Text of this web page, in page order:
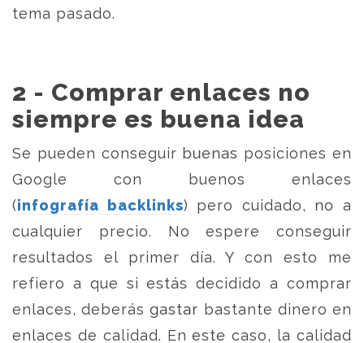
tema pasado.
2 - Comprar enlaces no
siempre es buena idea
Se pueden conseguir buenas posiciones en
Google con buenos enlaces
(infografía backlinks) pero cuidado, no a
cualquier precio. No espere conseguir
resultados el primer día. Y con esto me
refiero a que si estás decidido a comprar
enlaces, deberás gastar bastante dinero en
enlaces de calidad. En este caso, la calidad